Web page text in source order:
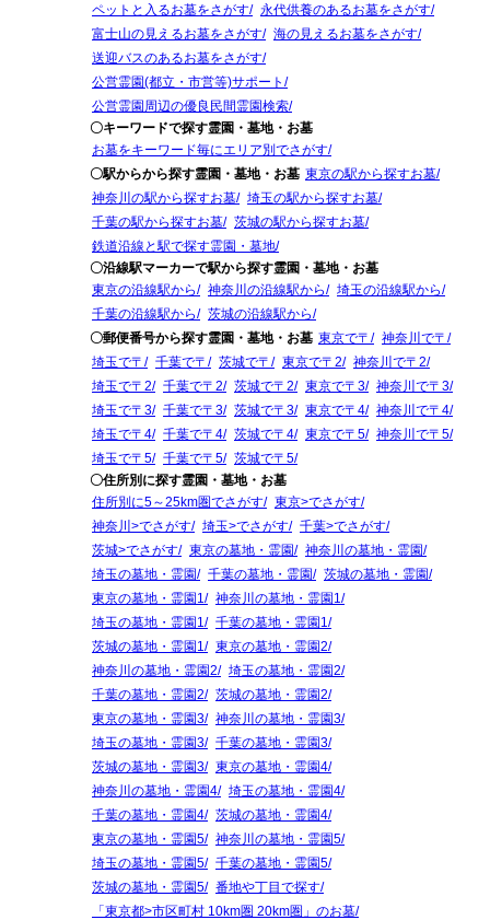
ペットと入るお墓をさがす
永代供養のあるお墓をさがす
富士山の見えるお墓をさがす
海の見えるお墓をさがす
送迎バスのあるお墓をさがす
公営霊園(都立・市営等)サポート
公営霊園周辺の優良民間霊園検索
〇キーワードで探す霊園・墓地・お墓
お墓をキーワード毎にエリア別でさがす
〇駅からから探す霊園・墓地・お墓 東京の駅から探すお墓
神奈川の駅から探すお墓
埼玉の駅から探すお墓
千葉の駅から探すお墓
茨城の駅から探すお墓
鉄道沿線と駅で探す霊園・墓地
〇沿線駅マーカーで駅から探す霊園・墓地・お墓
東京の沿線駅から
神奈川の沿線駅から
埼玉の沿線駅から
千葉の沿線駅から
茨城の沿線駅から
〇郵便番号から探す霊園・墓地・お墓 東京で〒
神奈川で〒
埼玉で〒
千葉で〒 茨城で〒 東京で〒2
神奈川で〒2
埼玉で〒2
千葉で〒2 茨城で〒2 東京で〒3
神奈川で〒3
埼玉で〒3
千葉で〒3 茨城で〒3 東京で〒4
神奈川で〒4
埼玉で〒4
千葉で〒4 茨城で〒4 東京で〒5
神奈川で〒5
埼玉で〒5
千葉で〒5
茨城で〒5
〇住所別に探す霊園・墓地・お墓
住所別に5～25km圏でさがす
東京>でさがす
神奈川>でさがす
埼玉>でさがす
千葉>でさがす
茨城>でさがす
東京の墓地・霊園
神奈川の墓地・霊園
埼玉の墓地・霊園
千葉の墓地・霊園
茨城の墓地・霊園
東京の墓地・霊園1
神奈川の墓地・霊園1
埼玉の墓地・霊園1
千葉の墓地・霊園1
茨城の墓地・霊園1
東京の墓地・霊園2
神奈川の墓地・霊園2
埼玉の墓地・霊園2
千葉の墓地・霊園2
茨城の墓地・霊園2
東京の墓地・霊園3
神奈川の墓地・霊園3
埼玉の墓地・霊園3
千葉の墓地・霊園3
茨城の墓地・霊園3
東京の墓地・霊園4
神奈川の墓地・霊園4
埼玉の墓地・霊園4
千葉の墓地・霊園4
茨城の墓地・霊園4
東京の墓地・霊園5
神奈川の墓地・霊園5
埼玉の墓地・霊園5
千葉の墓地・霊園5
茨城の墓地・霊園5
番地や丁目で探す
「東京都>市区町村 10km圏 20km圏」のお墓